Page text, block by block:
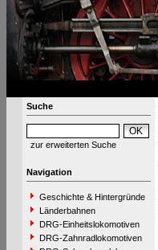
Suche
zur erweiterten Suche
Navigation
Geschichte & Hintergründe
Länderbahnen
DRG-Einheitslokomotiven
DRG-Zahnradlokomotiven